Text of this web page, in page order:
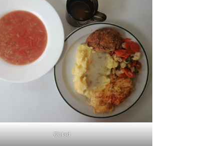
Obiad